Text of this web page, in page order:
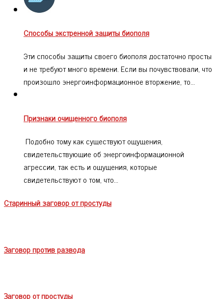
Способы экстренной защиты биополя
Эти способы защиты своего биополя достаточно просты
и не требуют много времени. Если вы почувствовали, что
произошло энергоинформационное вторжение, то…
Признаки очищенного биополя
Подобно тому как существуют ощущения,
свидетельствующие об энергоинформационной
агрессии, так есть и ощущения, которые
свидетельствуют о том, что…
Cтаринный заговор от простуды
Заговор против развода
Заговор от простуды